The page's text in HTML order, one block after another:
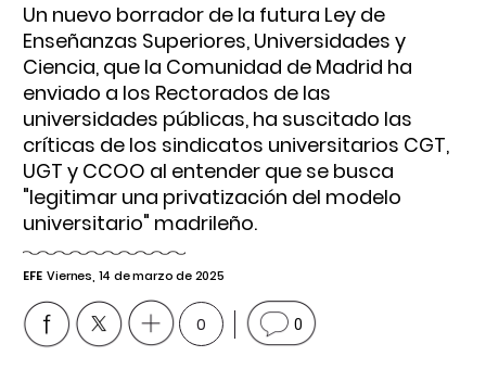
Un nuevo borrador de la futura Ley de
Enseñanzas Superiores, Universidades y
Ciencia, que la Comunidad de Madrid ha
enviado a los Rectorados de las
universidades públicas, ha suscitado las
críticas de los sindicatos universitarios CGT,
UGT y CCOO al entender que se busca
"legitimar una privatización del modelo
universitario" madrileño.
EFE Viernes, 14 de marzo de 2025
0 0